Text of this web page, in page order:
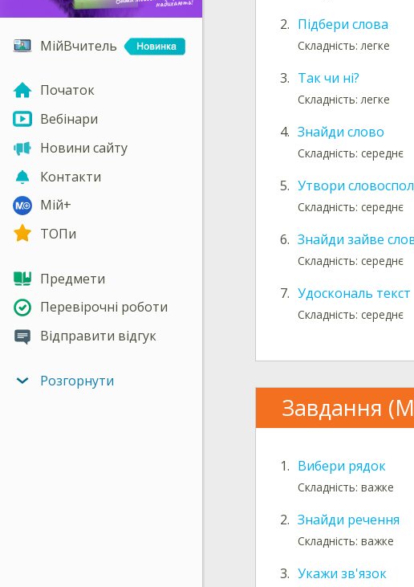
МійВчитель
Початок
Вебінари
Новини сайту
Контакти
Мій+
ТОПи
Предмети
Перевірочні роботи
Відправити відгук
Розгорнути
2. Підбери слова
Складність: легке
3. Так чи ні?
Складність: легке
4. Знайди слово
Складність: середнє
5. Утвори
Складність: середнє
6. Знайди зайве
Складність: середнє
7. Удоскональ текст
Складність: середнє
Завдання
1. Вибери рядок
Складність: важке
2. Знайди речення
Складність: важке
3. Укажи зв'язок